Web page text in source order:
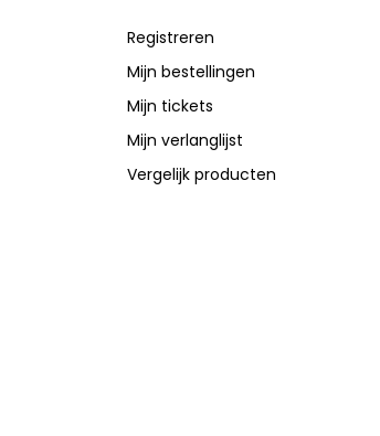
Registreren
Mijn bestellingen
Mijn tickets
Mijn verlanglijst
Vergelijk producten